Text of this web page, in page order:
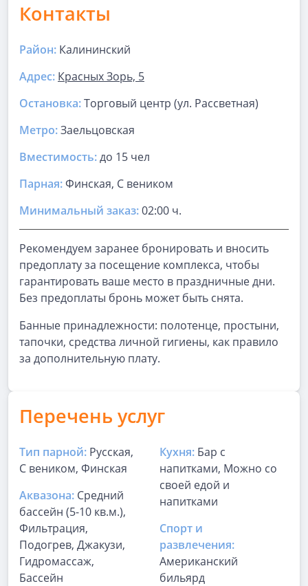
Контакты
Район: Калининский
Адрес: Красных Зорь, 5
Остановка:Торговый центр (ул. Рассветная)
Метро:Заельцовская
Вместимость:до 15 чел
Парная:Финская, С веником
Минимальный заказ:02:00 ч.
Рекомендуем заранее бронировать и вносить
предоплату за посещение комплекса, чтобы
гарантировать ваше место в праздничные дни.
Без предоплаты бронь может быть снята.
Банные принадлежности: полотенце, простыни,
тапочки, средства личной гигиены, как правило
за дополнительную плату.
Перечень услуг
Тип парной: Русская,
С веником, Финская
Аквазона: Средний
бассейн (5-10 кв.м.),
Фильтрация,
Подогрев, Джакузи,
Гидромассаж,
Бассейн
Кухня: Бар с
напитками, Можно со
своей едой и
напитками
Спорт и
развлечения:
Американский
бильярд